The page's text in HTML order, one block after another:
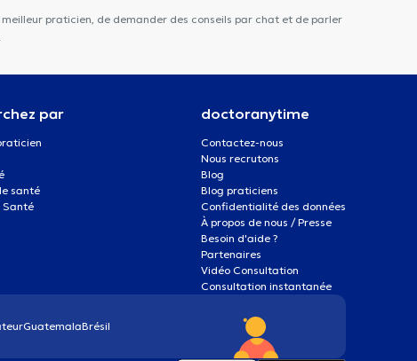
praticien, de demander des conseils par chat et de parler
par
santé
Santé
doctoranytime
Contactez-nous
Nous recrutons
Blog
Blog praticiens
Confidentialité des données
À propos de nous / Presse
Besoin d'aide ?
Partenaires
Vidéo Consultation
Consultation instantanée
GuatemalaBrésil